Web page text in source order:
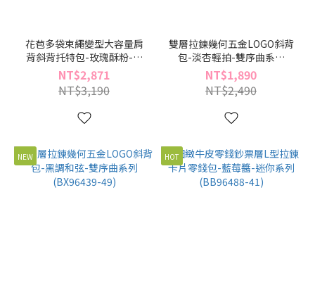
花苞多袋束繩變型大容量肩
背斜背托特包-玫瑰酥粉-開
心果脆片系列(BZ96498-08)
NT$2,871
NT$3,190
雙層拉鍊幾何五金LOGO斜背
包-淡杏輕拍-雙序曲系列
(BX96439-60)
NT$1,890
NT$2,490
NEW HOT